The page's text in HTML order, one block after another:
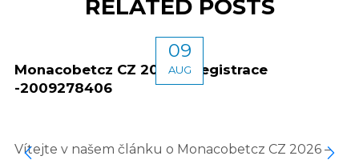
RELATED POSTS
09
AUG
Monacobetcz CZ 2026 – Registrace
-2009278406
Vítejte v našem článku o Monacobetcz CZ 2026 –